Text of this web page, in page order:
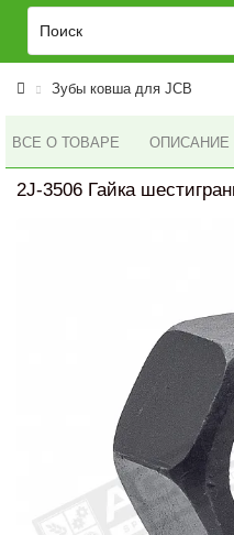
Зубы ковша для JCB
ВСЕ О ТОВАРЕ ОПИСАНИЕ
2J-3506 Гайка